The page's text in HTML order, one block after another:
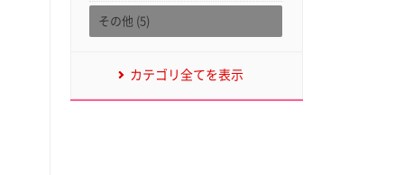
その他 (5)
カテゴリ全てを表示